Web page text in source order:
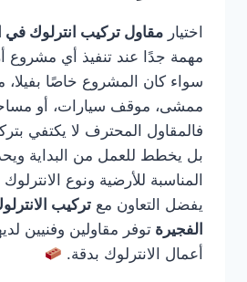
اختيار مقاول تركيب انترلوك في
مهمة جدًا عند تنفيذ أي مشروع
سواء كان المشروع خاصًا بفيلا،
ممشى، موقف سيارات، أو
فالمقاول المحترف لا يكتفي
بل يخطط للعمل من البداية
المناسبة للأرضية ونوع
يفضل التعاون مع تركيب
الفجيرة توفر مقاولين وفنيين
أعمال الانترلوك بدقة.